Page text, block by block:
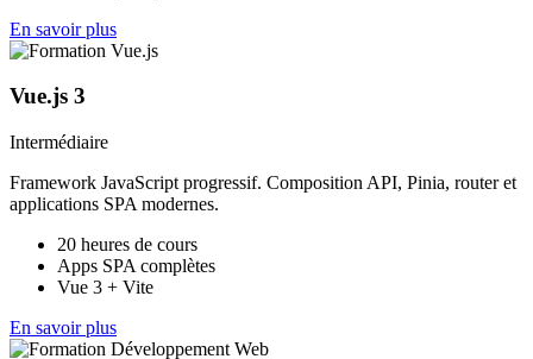
En savoir plus
Vue.js 3
Intermédiaire
Framework JavaScript progressif. Composition API, Pinia, router et
applications SPA modernes.
20 heures de cours
Apps SPA complètes
Vue 3 + Vite
En savoir plus